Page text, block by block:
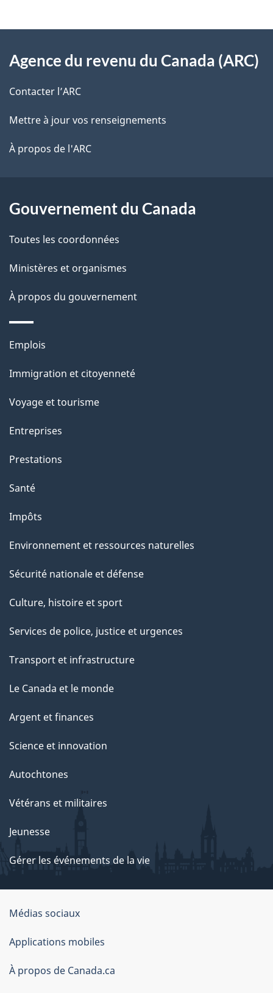
d
o
u
m
e
t
l
s
l
a
a
g
e
o
t
r
e
é
t
a
t
i
n
s
u
r
c
t
t
a
e
propos
de
ce
site
Agence du revenu du Canada (ARC)
Contacter l’ARC
Mettre à jour vos renseignements
À propos de l'ARC
Gouvernement du Canada
Toutes les coordonnées
Ministères et organismes
À propos du gouvernement
Thèmes
sujets
Emplois
Immigration et citoyenneté
Voyage et tourisme
Entreprises
Prestations
Santé
Impôts
Environnement et ressources naturelles
Sécurité nationale et défense
Culture, histoire et sport
Services de police, justice et urgences
Transport et infrastructure
Le Canada et le monde
Argent et finances
Science et innovation
Autochtones
Vétérans et militaires
Jeunesse
Gérer les événements de la vie
Organisation
du
gouvernement
du
Médias sociaux
Applications mobiles
À propos de Canada.ca